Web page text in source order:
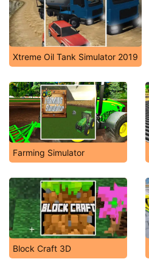
Xtreme Oil Tank Simulator 2019
Farming Simulator
Block Craft 3D